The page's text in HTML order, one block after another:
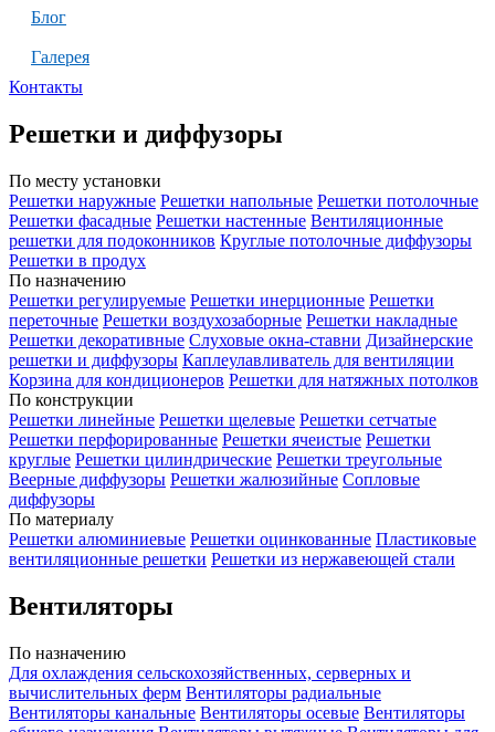
Блог
Галерея
Контакты
Решетки и диффузоры
По месту установки
Решетки наружные Решетки напольные Решетки потолочные
Решетки фасадные Решетки настенные Вентиляционные
решетки для подоконников Круглые потолочные диффузоры
Решетки в продух
По назначению
Решетки регулируемые Решетки инерционные Решетки
переточные Решетки воздухозаборные Решетки накладные
Решетки декоративные Слуховые окна-ставни Дизайнерские
решетки и диффузоры Каплеулавливатель для вентиляции
Корзина для кондиционеров Решетки для натяжных потолков
По конструкции
Решетки линейные Решетки щелевые Решетки сетчатые
Решетки перфорированные Решетки ячеистые Решетки
круглые Решетки цилиндрические Решетки треугольные
Веерные диффузоры Решетки жалюзийные Сопловые
диффузоры
По материалу
Решетки алюминиевые Решетки оцинкованные Пластиковые
вентиляционные решетки Решетки из нержавеющей стали
Вентиляторы
По назначению
Для охлаждения сельскохозяйственных, серверных и
вычислительных ферм Вентиляторы радиальные
Вентиляторы канальные Вентиляторы осевые Вентиляторы